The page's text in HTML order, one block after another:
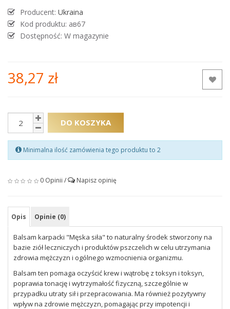
Producent: Ukraina
Kod produktu: ав67
Dostępność: W magazynie
38,27 zł
DO KOSZYKA
Minimalna ilość zamówienia tego produktu to 2
0 Opinii / Napisz opinię
Opis Opinie (0)
Balsam karpacki "Męska siła" to naturalny środek stworzony na
bazie ziół leczniczych i produktów pszczelich w celu utrzymania
zdrowia mężczyzn i ogólnego wzmocnienia organizmu.
Balsam ten pomaga oczyścić krew i wątrobę z toksyn i toksyn,
poprawia tonację i wytrzymałość fizyczną, szczególnie w
przypadku utraty sił i przepracowania. Ma również pozytywny
wpływ na zdrowie mężczyzn, pomagając przy impotencji i